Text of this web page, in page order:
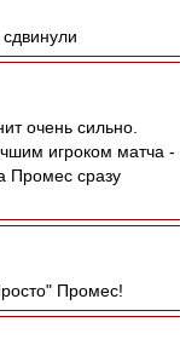
очень сильно.
игроком матча -
Промес сразу
Промес!